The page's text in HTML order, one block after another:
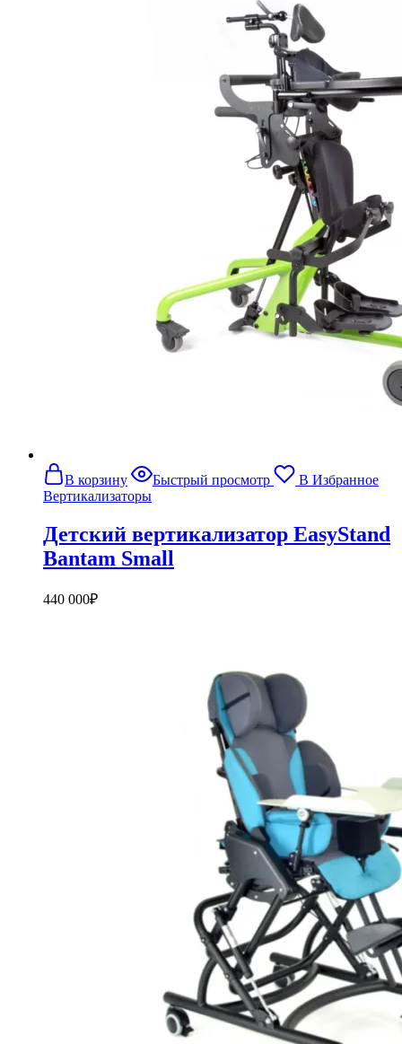
В корзину Быстрый просмотр
В Избранное
Вертикализаторы
Детский вертикализатор EasyStand
Bantam Small
440 000₽